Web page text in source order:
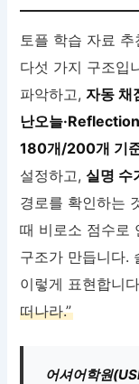
토플 학습 자료
다섯 가지 구조입
파악하고,자동 채
난오늘
180개/200개 기
설정하고, 실명 수
경로를 확인하는
때 비로소 점수로
구조가 만듭니다.
이렇게 표현합니
떠나라.”
어셔어학원